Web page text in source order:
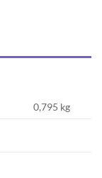
0,795 kg